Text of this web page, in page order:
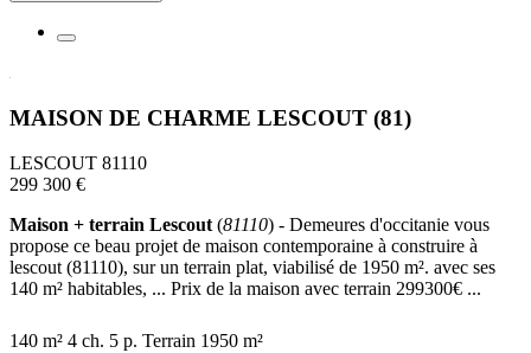
MAISON DE CHARME LESCOUT (81)
LESCOUT 81110
299 300 €
Maison + terrain Lescout(81110) - Demeures d'occitanie vous
propose ce beau projet de maison contemporaine à construire à
lescout (81110), sur un terrain plat, viabilisé de 1950 m². avec ses
140 m² habitables, ... Prix de la maison avec terrain 299300€ ...
140 m² 4 ch. 5 p. Terrain 1950 m²